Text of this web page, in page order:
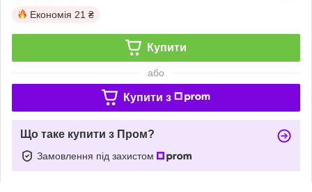
Економія 21 ₴
Купити
або
Купити з
Що таке купити з Пром?
Замовлення під захистом